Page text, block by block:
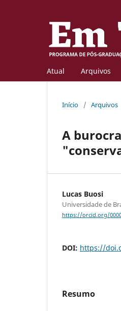
Atual Arquivos
Início / Arquivos
A
Lucas Buosi
Universidade de
https://orcid.org/
DOI: https://
Resumo